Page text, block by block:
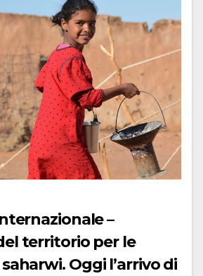
–
territorio per le
Oggi l’arrivo di